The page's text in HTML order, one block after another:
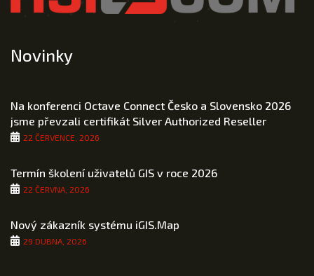
Novinky
Na konferenci Octave Connect Česko a Slovensko 2026
jsme převzali certifikát Silver Authorized Reseller
22 ČERVENCE, 2026
Termín školení uživatelů GIS v roce 2026
22 ČERVNA, 2026
Nový zákazník systému iGIS.Map
29 DUBNA, 2026